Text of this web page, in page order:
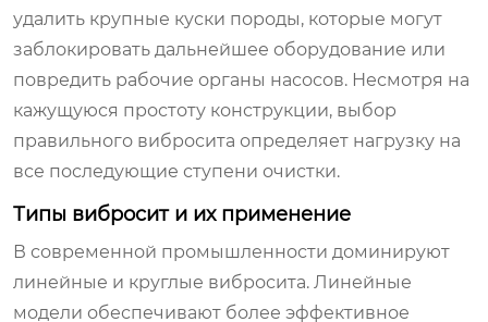
удалить крупные куски породы, которые могут
заблокировать дальнейшее оборудование или
повредить рабочие органы насосов. Несмотря на
кажущуюся простоту конструкции, выбор
правильного вибросита определяет нагрузку на
все последующие ступени очистки.
Типы вибросит и их применение
В современной промышленности доминируют
линейные и круглые вибросита. Линейные
модели обеспечивают более эффективное